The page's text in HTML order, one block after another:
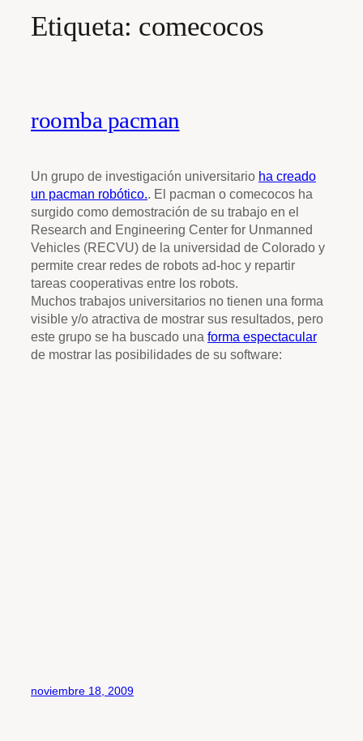
Etiqueta: comecocos
roomba pacman
Un grupo de investigación universitario ha creado
un pacman robótico.. El pacman o comecocos ha
surgido como demostración de su trabajo en el
Research and Engineering Center for Unmanned
Vehicles (RECVU) de la universidad de Colorado y
permite crear redes de robots ad-hoc y repartir
tareas cooperativas entre los robots.
Muchos trabajos universitarios no tienen una forma
visible y/o atractiva de mostrar sus resultados, pero
este grupo se ha buscado una forma espectacular
de mostrar las posibilidades de su software:
noviembre 18, 2009